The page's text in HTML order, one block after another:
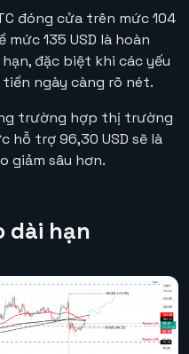
đóng cửa trên mức 104
135 USD là hoàn
đặc biệt khi các yếu
ngày càng rõ nét.
trường hợp thị trường
hỗ trợ 96,30 USD sẽ là
giảm sâu hơn.
dài hạn